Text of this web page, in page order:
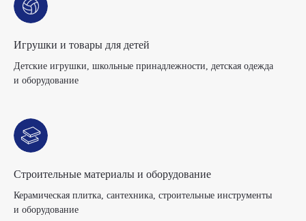
Игрушки и товары для детей
Детские игрушки, школьные принадлежности, детская одежда
и оборудование
Строительные материалы и оборудование
Керамическая плитка, сантехника, строительные инструменты
и оборудование